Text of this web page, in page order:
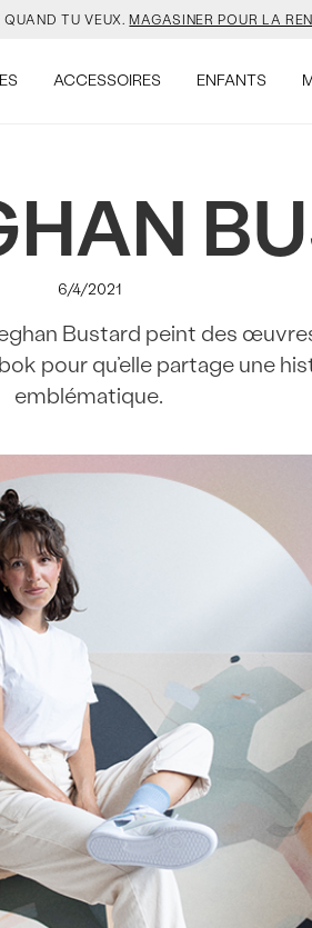
🎒 VIENT AVEC UN PORTE-CLÉS GRATUIT.
SONT EN LIGNE. FAIS VITE.
🎒 VIENT AVEC UN PORTE-CLÉS GRATUIT.
ACCESSOIRES ENFANTS
6/4/2021
Bustard peint des
pour qu’elle partage une
emblématique.